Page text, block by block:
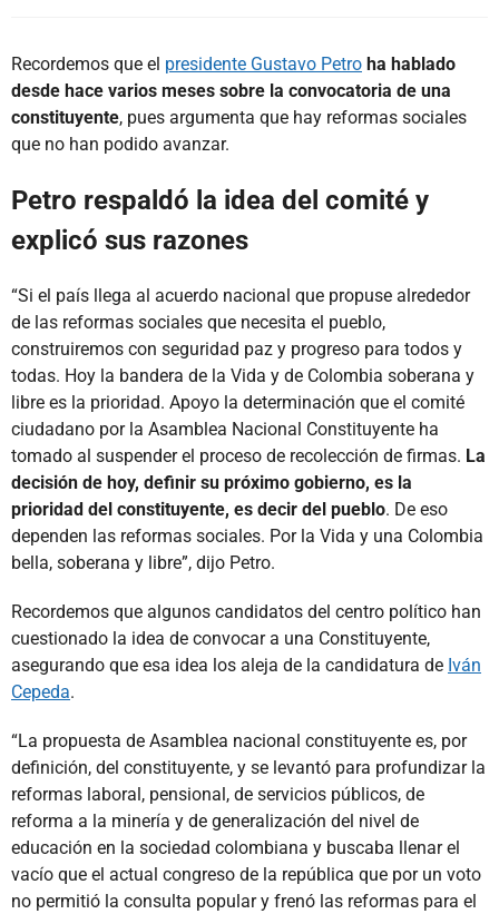
Recordemos que el presidente Gustavo Petro ha hablado
desde hace varios meses sobre la convocatoria de una
constituyente, pues argumenta que hay reformas sociales
que no han podido avanzar.
Petro respaldó la idea del comité y
explicó sus razones
“Si el país llega al acuerdo nacional que propuse alrededor
de las reformas sociales que necesita el pueblo,
construiremos con seguridad paz y progreso para todos y
todas. Hoy la bandera de la Vida y de Colombia soberana y
libre es la prioridad. Apoyo la determinación que el comité
ciudadano por la Asamblea Nacional Constituyente ha
tomado al suspender el proceso de recolección de firmas. La
decisión de hoy, definir su próximo gobierno, es la
prioridad del constituyente, es decir del pueblo. De eso
dependen las reformas sociales. Por la Vida y una Colombia
bella, soberana y libre”, dijo Petro.
Recordemos que algunos candidatos del centro político han
cuestionado la idea de convocar a una Constituyente,
asegurando que esa idea los aleja de la candidatura de Iván
Cepeda.
“La propuesta de Asamblea nacional constituyente es, por
definición, del constituyente, y se levantó para profundizar la
reformas laboral, pensional, de servicios públicos, de
reforma a la minería y de generalización del nivel de
educación en la sociedad colombiana y buscaba llenar el
vacío que el actual congreso de la república que por un voto
no permitió la consulta popular y frenó las reformas para el